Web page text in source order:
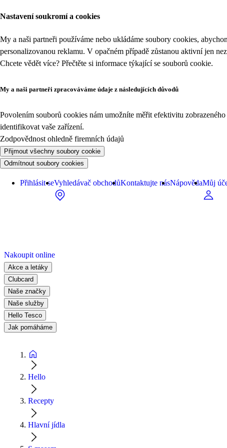
Nastavení soukromí a cookies
My a naši partneři používáme nebo ukládáme soubory cookies,
personalizovanou reklamu. V opačném případě zůstanou aktivní jen
Chcete vědět více? Přečtěte si informace týkající se souborů cookie.
My a naši partneři zpracováváme údaje z následujících důvodů
Povolením souborů cookies nám umožníte měřit efektivitu
identifikovat vaše zařízení.
Zodpovědnost ohledně firemních údajů
Přijmout všechny soubory cookie
Odmítnout soubory cookies
Přihlásit seVyhledávač obchodůKontaktujte násNápovědaMůj
Nakoupit online
Akce a letáky
Clubcard
Naše značky
Naše služby
Hello Tesco
Jak pomáháme
Hello
Recepty
Hlavní jídla